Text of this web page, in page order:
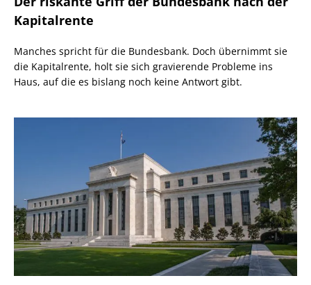
Kapitalrente
Manches spricht für die Bundesbank. Doch übernimmt sie
die Kapitalrente, holt sie sich gravierende Probleme ins
Haus, auf die es bislang noch keine Antwort gibt.